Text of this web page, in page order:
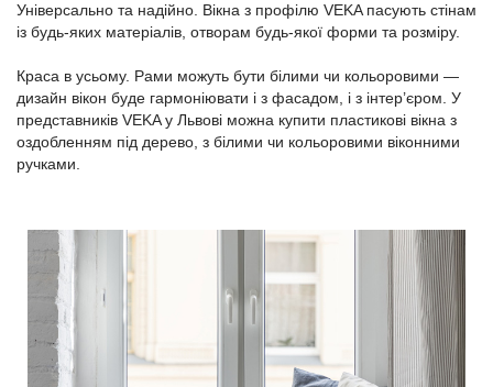
Універсально та надійно. Вікна з профілю VEKA пасують стінам
із будь-яких матеріалів, отворам будь-якої форми та розміру.
Краса в усьому. Рами можуть бути білими чи кольоровими —
дизайн вікон буде гармоніювати і з фасадом, і з інтер’єром. У
представників VEKA у Львові можна купити пластикові вікна з
оздобленням під дерево, з білими чи кольоровими віконними
ручками.